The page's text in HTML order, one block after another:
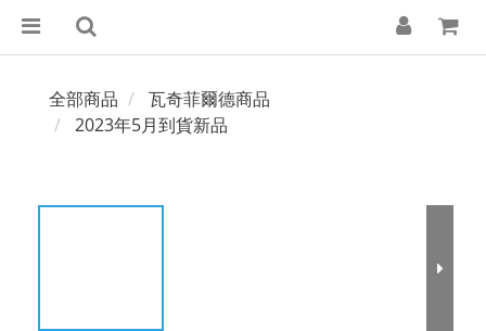
全部商品
瓦奇菲爾德商品
2023年5月到貨新品